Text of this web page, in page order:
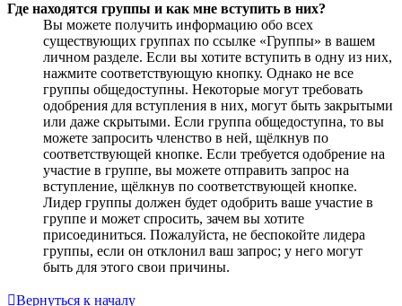
Где находятся группы и как мне вступить в них?
Вы можете получить информацию обо всех
существующих группах по ссылке «Группы» в вашем
личном разделе. Если вы хотите вступить в одну из них,
нажмите соответствующую кнопку. Однако не все
группы общедоступны. Некоторые могут требовать
одобрения для вступления в них, могут быть закрытыми
или даже скрытыми. Если группа общедоступна, то вы
можете запросить членство в ней, щёлкнув по
соответствующей кнопке. Если требуется одобрение на
участие в группе, вы можете отправить запрос на
вступление, щёлкнув по соответствующей кнопке.
Лидер группы должен будет одобрить ваше участие в
группе и может спросить, зачем вы хотите
присоединиться. Пожалуйста, не беспокойте лидера
группы, если он отклонил ваш запрос; у него могут
быть для этого свои причины.
Вернуться к началу